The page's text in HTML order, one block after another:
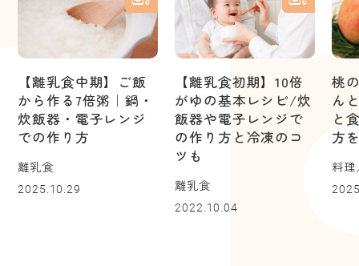
【離乳食中期】ご飯
から作る7倍粥｜鍋・
炊飯器・電子レンジ
での作り方
離乳食
2025.10.29
【離乳食初期】10倍
がゆの基本レシピ/炊
飯器や電子レンジで
の作り方と冷凍のコ
ツも
離乳食
2022.10.04
桃
ん
と
方
料